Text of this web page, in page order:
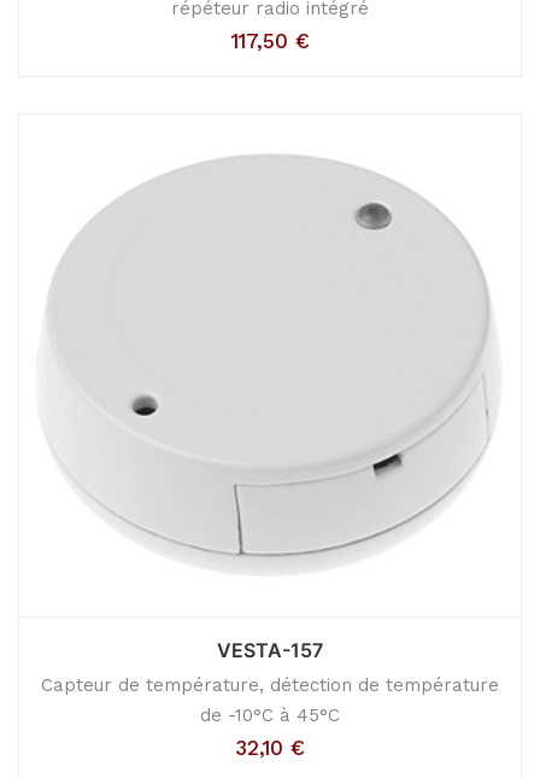
répéteur radio intégré
117,50 €
VESTA-157
Capteur de température, détection de température
de -10°C à 45°C
32,10 €